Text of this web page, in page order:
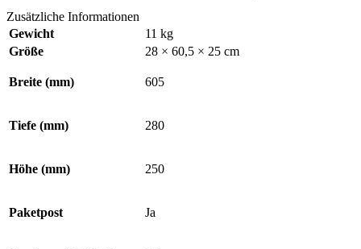
Zusätzliche Informationen
Gewicht
11 kg
Größe
28 × 60,5 × 25 cm
Breite (mm) 605
Tiefe (mm) 280
Höhe (mm) 250
Paketpost Ja